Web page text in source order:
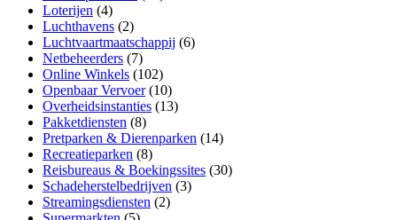
Loterijen (4)
Luchthavens (2)
Luchtvaartmaatschappij (6)
Netbeheerders (7)
Online Winkels (102)
Openbaar Vervoer(10)
Overheidsinstanties (13)
Pakketdiensten (8)
Pretparken & Dierenparken (14)
Recreatieparken (8)
Reisbureaus & Boekingssites (30)
Schadeherstelbedrijven (3)
Streamingsdiensten (2)